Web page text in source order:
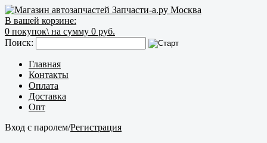
В вашей корзине:
0 покупок\ на сумму 0 руб.
Поиск:
Главная
Контакты
Оплата
Доставка
Опт
Вход с паролем/Регистрация